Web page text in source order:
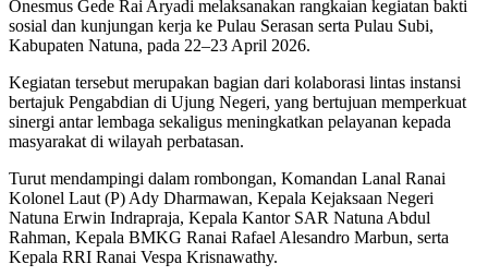
Onesmus Gede Rai Aryadi melaksanakan rangkaian kegiatan bakti
sosial dan kunjungan kerja ke Pulau Serasan serta Pulau Subi,
Kabupaten Natuna, pada 22–23 April 2026.
Kegiatan tersebut merupakan bagian dari kolaborasi lintas instansi
bertajuk Pengabdian di Ujung Negeri, yang bertujuan memperkuat
sinergi antar lembaga sekaligus meningkatkan pelayanan kepada
masyarakat di wilayah perbatasan.
Turut mendampingi dalam rombongan, Komandan Lanal Ranai
Kolonel Laut (P) Ady Dharmawan, Kepala Kejaksaan Negeri
Natuna Erwin Indrapraja, Kepala Kantor SAR Natuna Abdul
Rahman, Kepala BMKG Ranai Rafael Alesandro Marbun, serta
Kepala RRI Ranai Vespa Krisnawathy.